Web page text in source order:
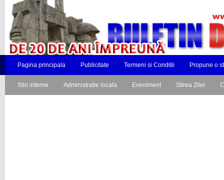
Pagina principala Publicitate Termeni si Conditii Propune o
Stiri interne Administratie locala Eveniment Stirea Zilei